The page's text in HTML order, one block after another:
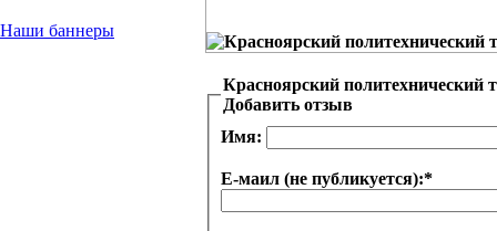
Наши баннеры
Красноярский политехнический
Добавить отзыв
Имя:
Е-маил (не публикуется):*